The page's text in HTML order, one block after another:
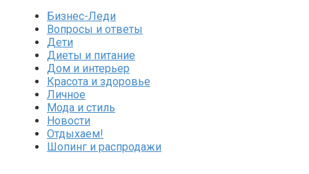
Бизнес-Леди
Вопросы и ответы
Дети
Диеты и питание
Дом и интерьер
Красота и здоровье
Личное
Мода и стиль
Новости
Отдыхаем!
Шопинг и распродажи